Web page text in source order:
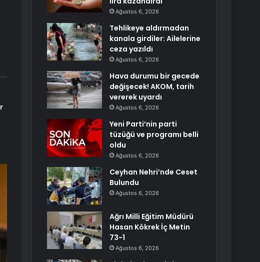
Ağustos 6, 2026
Tehlikeye aldırmadan
kanala girdiler: Ailelerine
ceza yazıldı
Ağustos 6, 2026
Hava durumu bir gecede
değişecek! AKOM, tarih
vererek uyardı
Ağustos 6, 2026
Yeni Parti’nin parti
tüzüğü ve programı belli
oldu
Ağustos 6, 2026
Ceyhan Nehri’nde Ceset
Bulundu
Ağustos 6, 2026
Ağrı Milli Eğitim Müdürü
Hasan Kökrek İç Metin
73-1
Ağustos 6, 2026